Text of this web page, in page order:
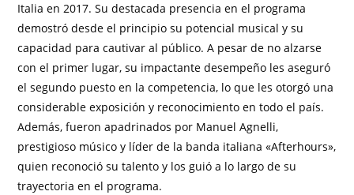
Italia en 2017. Su destacada presencia en el programa
demostró desde el principio su potencial musical y su
capacidad para cautivar al público. A pesar de no alzarse
con el primer lugar, su impactante desempeño les aseguró
el segundo puesto en la competencia, lo que les otorgó una
considerable exposición y reconocimiento en todo el país.
Además, fueron apadrinados por Manuel Agnelli,
prestigioso músico y líder de la banda italiana «Afterhours»,
quien reconoció su talento y los guió a lo largo de su
trayectoria en el programa.